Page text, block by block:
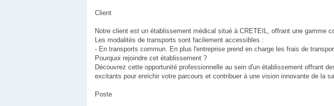
Client
Notre client est un établissement médical situé à CRETEIL, offrant une gamme
Les modalités de transports sont facilement accessibles :
- En transports commun. En plus l'entreprise prend en charge les frais de
Pourquoi rejoindre cet établissement ?
Découvrez cette opportunité professionnelle au sein d'un établissement offrant
excitants pour enrichir votre parcours et contribuer à une vision innovante de la
Poste